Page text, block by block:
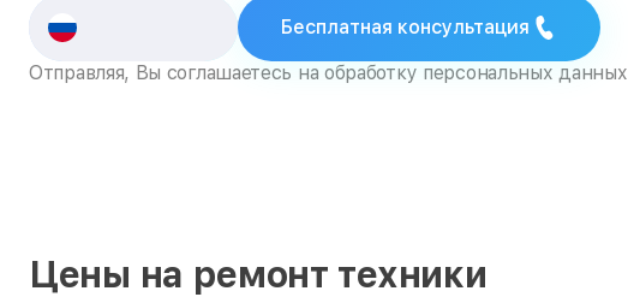
Бесплатная консультация
Отправляя, Вы соглашаетесь на обработку персональных данных
Цены на ремонт техники